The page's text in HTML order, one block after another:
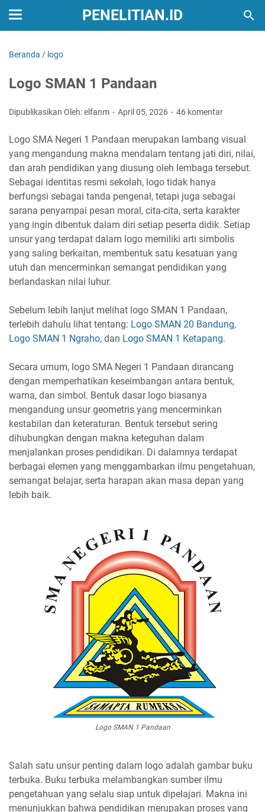
PENELITIAN.ID
Beranda / logo
Logo SMAN 1 Pandaan
Dipublikasikan Oleh: elfanm April 05, 2026 46 komentar
Logo SMA Negeri 1 Pandaan merupakan lambang visual
yang mengandung makna mendalam tentang jati diri, nilai,
dan arah pendidikan yang diusung oleh lembaga tersebut.
Sebagai identitas resmi sekolah, logo tidak hanya
berfungsi sebagai tanda pengenal, tetapi juga sebagai
sarana penyampai pesan moral, cita-cita, serta karakter
yang ingin dibentuk dalam diri setiap peserta didik. Setiap
unsur yang terdapat dalam logo memiliki arti simbolis
yang saling berkaitan, membentuk satu kesatuan yang
utuh dan mencerminkan semangat pendidikan yang
berlandaskan nilai luhur.
Sebelum lebih lanjut melihat logo SMAN 1 Pandaan,
terlebih dahulu lihat tentang: Logo SMAN 20 Bandung,
Logo SMAN 1 Ngraho, dan Logo SMAN 1 Ketapang.
Secara umum, logo SMA Negeri 1 Pandaan dirancang
dengan memperhatikan keseimbangan antara bentuk,
warna, dan simbol. Bentuk dasar logo biasanya
mengandung unsur geometris yang mencerminkan
kestabilan dan keteraturan. Bentuk tersebut sering
dihubungkan dengan makna keteguhan dalam
menjalankan proses pendidikan. Di dalamnya terdapat
berbagai elemen yang menggambarkan ilmu pengetahuan,
semangat belajar, serta harapan akan masa depan yang
lebih baik.
Logo SMAN 1 Pandaan
Salah satu unsur penting dalam logo adalah gambar buku
terbuka. Buku terbuka melambangkan sumber ilmu
pengetahuan yang selalu siap untuk dipelajari. Makna ini
menunjukkan bahwa pendidikan merupakan proses yang